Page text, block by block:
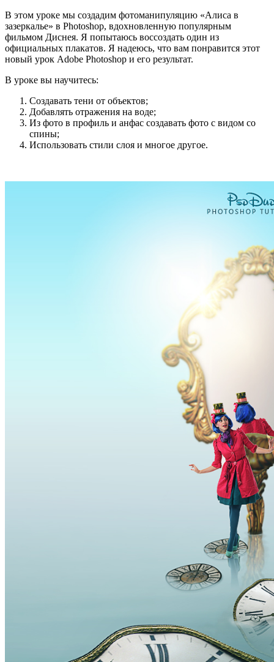
В этом уроке мы создадим фотоманипуляцию «Алиса в
зазеркалье» в Photoshop, вдохновленную популярным
фильмом Диснея. Я попытаюсь воссоздать один из
официальных плакатов. Я надеюсь, что вам понравится этот
новый урок Adobe Photoshop и его результат.
В уроке вы научитесь:
Создавать тени от объектов;
Добавлять отражения на воде;
Из фото в профиль и анфас создавать фото с видом со
спины;
Использовать стили слоя и многое другое.